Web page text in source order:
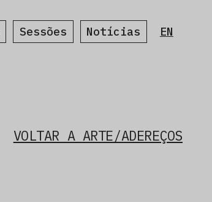
Sessões Notícias EN
VOLTAR A ARTE/ADEREÇOS